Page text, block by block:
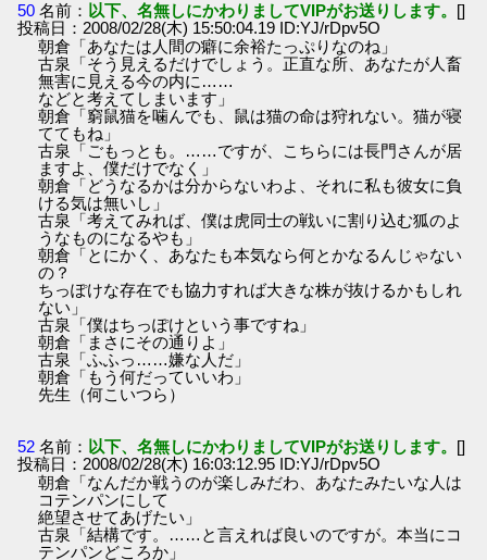
50 名前： 以下、名無しにかわりましてVIPがお送りします。 []
投稿日：2008/02/28(木) 15:50:04.19 ID:YJ/rDpv5O
朝倉「あなたは人間の癖に余裕たっぷりなのね」
古泉「そう見えるだけでしょう。正直な所、あなたが人畜
無害に見える今の内に……
などと考えてしまいます」
朝倉「窮鼠猫を噛んでも、鼠は猫の命は狩れない。猫が寝
ててもね」
古泉「ごもっとも。……ですが、こちらには長門さんが居
ますよ、僕だけでなく」
朝倉「どうなるかは分からないわよ、それに私も彼女に負
ける気は無いし」
古泉「考えてみれば、僕は虎同士の戦いに割り込む狐のよ
うなものになるやも」
朝倉「とにかく、あなたも本気なら何とかなるんじゃない
の？
ちっぽけな存在でも協力すれば大きな株が抜けるかもしれ
ない」
古泉「僕はちっぽけという事ですね」
朝倉「まさにその通りよ」
古泉「ふふっ……嫌な人だ」
朝倉「もう何だっていいわ」
先生（何こいつら）
52 名前： 以下、名無しにかわりましてVIPがお送りします。 []
投稿日：2008/02/28(木) 16:03:12.95 ID:YJ/rDpv5O
朝倉「なんだか戦うのが楽しみだわ、あなたみたいな人は
コテンパンにして
絶望させてあげたい」
古泉「結構です。……と言えれば良いのですが。本当にコ
テンパンどころか」